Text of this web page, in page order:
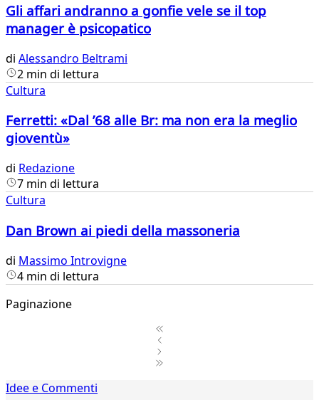
Gli affari andranno a gonfie vele se il top
manager è psicopatico
di Alessandro Beltrami
2 min di lettura
Cultura
Ferretti: «Dal ’68 alle Br: ma non era la meglio
gioventù»
di Redazione
7 min di lettura
Cultura
Dan Brown ai piedi della massoneria
di Massimo Introvigne
4 min di lettura
Paginazione
2Idee e Commenti